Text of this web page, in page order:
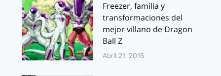
Freezer, familia y
transformaciones del
mejor villano de Dragon
Ball Z
Abril 21, 2015